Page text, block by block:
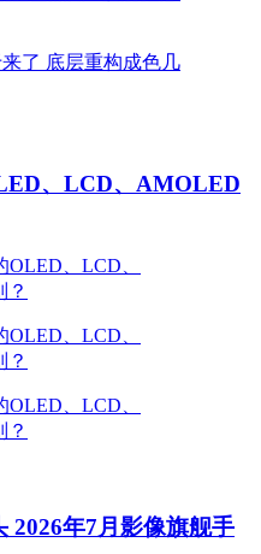
、LCD、AMOLED
2026年7月影像旗舰手